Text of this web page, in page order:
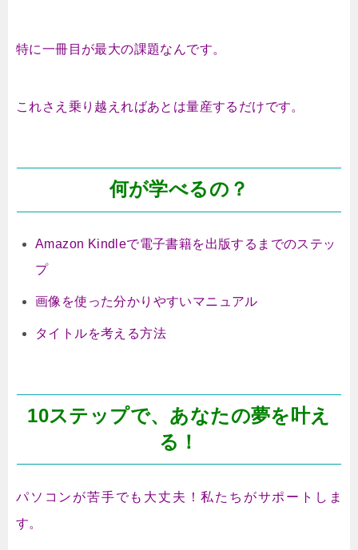
特に一冊目が最大の課題なんです。
これさえ乗り越えればあとは量産するだけです。
何が学べるの？
Amazon Kindleで電子書籍を出版するまでのステッ
プ
画像を使った分かりやすいマニュアル
タイトルを考える方法
10ステップで、あなたの夢を叶え
る！
パソコンが苦手でも大丈夫！私たちがサポートしま
す。